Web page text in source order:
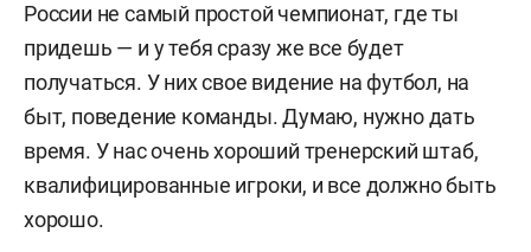
России не самый простой чемпионат, где ты
придешь — и у тебя сразу же все будет
получаться. У них свое видение на футбол, на
быт, поведение команды. Думаю, нужно дать
время. У нас очень хороший тренерский штаб,
квалифицированные игроки, и все должно быть
хорошо.